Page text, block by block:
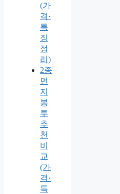
(가
격·
특
징
정
리)
2종
먼
지
봉
투
추
천
비
교
(가
격·
특